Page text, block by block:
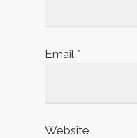
Email *
Website